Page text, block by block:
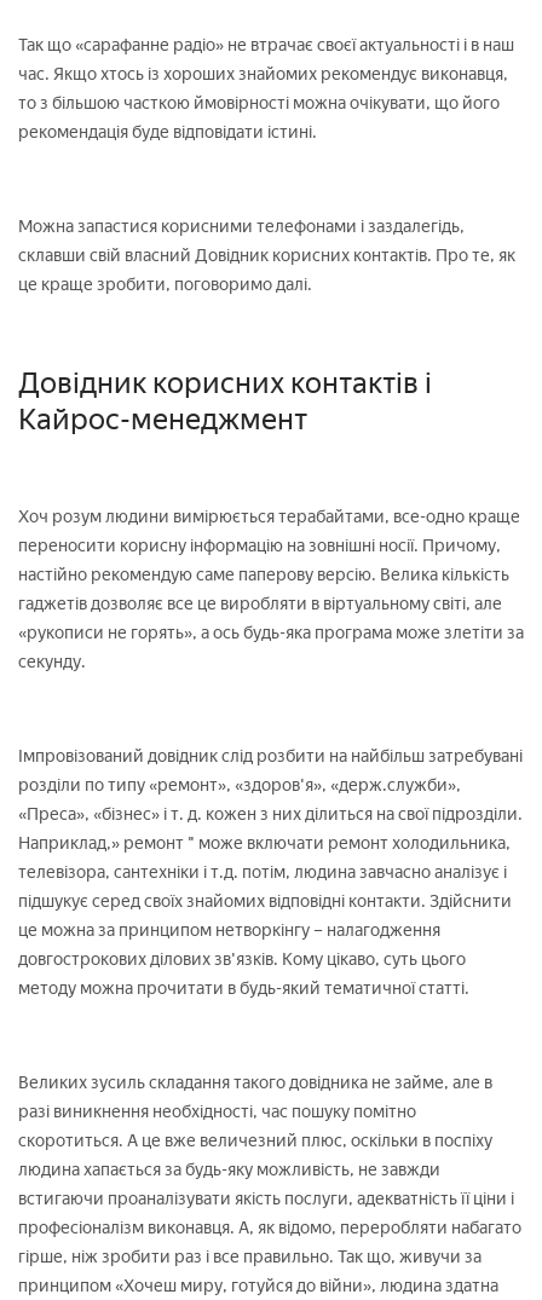
Так що «сарафанне радіо» не втрачає своєї актуальності і в наш
час. Якщо хтось із хороших знайомих рекомендує виконавця,
то з більшою часткою ймовірності можна очікувати, що його
рекомендація буде відповідати істині.
Можна запастися корисними телефонами і заздалегідь,
склавши свій власний Довідник корисних контактів. Про те, як
це краще зробити, поговоримо далі.
Довідник корисних контактів і
Кайрос-менеджмент
Хоч розум людини вимірюється терабайтами, все-одно краще
переносити корисну інформацію на зовнішні носії. Причому,
настійно рекомендую саме паперову версію. Велика кількість
гаджетів дозволяє все це виробляти в віртуальному світі, але
«рукописи не горять», а ось будь-яка програма може злетіти за
секунду.
Імпровізований довідник слід розбити на найбільш затребувані
розділи по типу «ремонт», «здоров'я», «держ.служби»,
«Преса», «бізнес» і т. д. кожен з них ділиться на свої підрозділи.
Наприклад,» ремонт " може включати ремонт холодильника,
телевізора, сантехніки і т.д. потім, людина завчасно аналізує і
підшукує серед своїх знайомих відповідні контакти. Здійснити
це можна за принципом нетворкінгу – налагодження
довгострокових ділових зв'язків. Кому цікаво, суть цього
методу можна прочитати в будь-який тематичної статті.
Великих зусиль складання такого довідника не займе, але в
разі виникнення необхідності, час пошуку помітно
скоротиться. А це вже величезний плюс, оскільки в поспіху
людина хапається за будь-яку можливість, не завжди
встигаючи проаналізувати якість послуги, адекватність її ціни і
професіоналізм виконавця. А, як відомо, переробляти набагато
гірше, ніж зробити раз і все правильно. Так що, живучи за
принципом «Хочеш миру, готуйся до війни», людина здатна